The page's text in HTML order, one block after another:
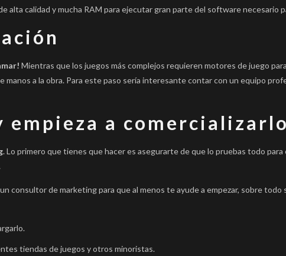
calidad y mucha RAM para ejecutar gran parte del software necesario
Mientras que los juegos más complejos requieren motores de juego
a la obra. Para este paso sería interesante contar con un equipo
empieza a
. Lo primero que tienes que hacer es asegurarte de que lo pruebas todo
consultor de marketing para que al menos te ayude a empezar, sobre
tiendas de juegos y otros minoristas.